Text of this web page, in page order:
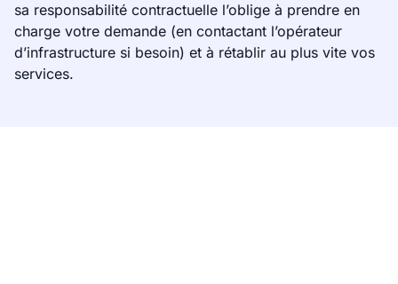
sa responsabilité contractuelle l’oblige à prendre en
charge votre demande (en contactant l’opérateur
d’infrastructure si besoin) et à rétablir au plus vite vos
services.